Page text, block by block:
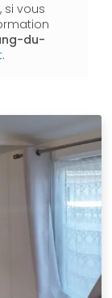
si vous
du-
.